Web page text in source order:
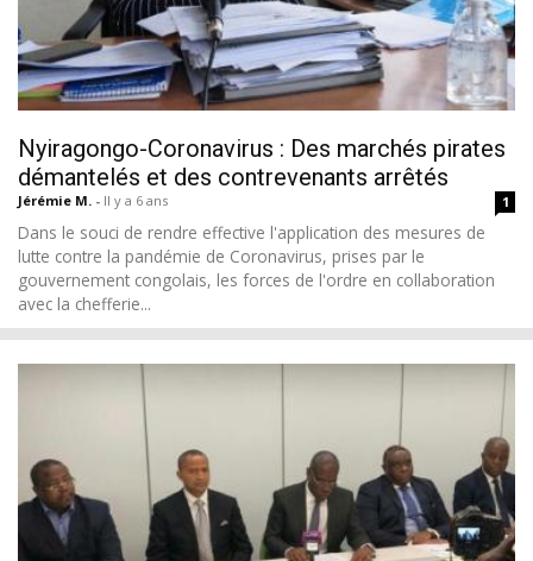
Nyiragongo-Coronavirus : Des marchés pirates
démantelés et des contrevenants arrêtés
Jérémie M. - Il y a 6 ans 1
Dans le souci de rendre effective l'application des mesures de
lutte contre la pandémie de Coronavirus, prises par le
gouvernement congolais, les forces de l'ordre en collaboration
avec la chefferie...